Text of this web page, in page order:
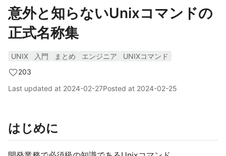
意外と知らないUnixコマンドの
正式名称集
UNIX 入門 まとめ エンジニア
UNIXコマンド
203
Last updated at 2024-02-27Posted at 2024-02-25
はじめに